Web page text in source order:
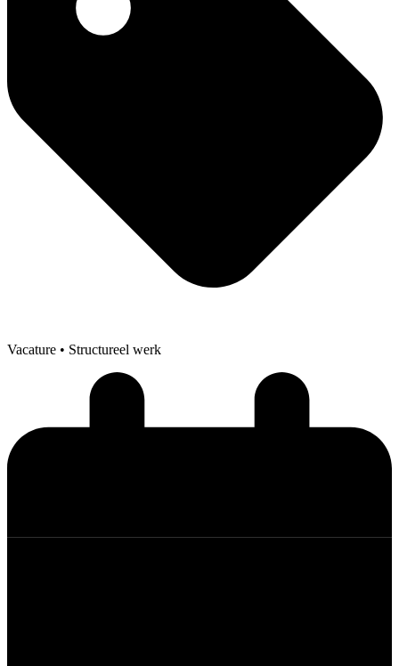
Vacature • Structureel werk